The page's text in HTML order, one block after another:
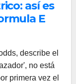
así es
E
describe el
no está
primera vez el